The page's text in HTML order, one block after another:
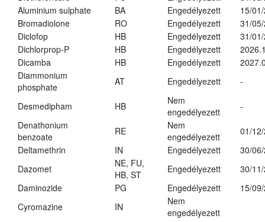
Aluminium sulphate
BA Engedélyezett
15/
Bromadiolone
RO Engedélyezett
31/
Diclofop
HB Engedélyezett
31/
Dichlorprop-P
HB Engedélyezett
Dicamba
HB Engedélyezett
Diammonium
phosphate
AT Engedélyezett -
Desmedipham HB
Nem
engedélyezett
-
Denathonium
benzoate
RE
Nem
engedélyezett
01/
Deltamethrin
IN Engedélyezett
30/
Dazomet
NE, FU,
HB, ST
Engedélyezett
30/
Daminozide
PG Engedélyezett
15/
Cyromazine
IN
Nem
engedélyezett